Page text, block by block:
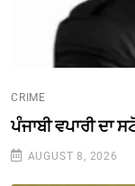
CRIME
ਪੰਜਾਬੀ ਵਪਾਰੀ ਦਾ
AUGUST 8, 2026